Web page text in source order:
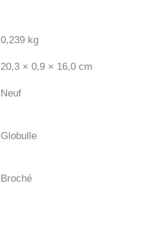
0,239 kg
20,3 × 0,9 × 16,0 cm
Neuf
Globulle
Broché